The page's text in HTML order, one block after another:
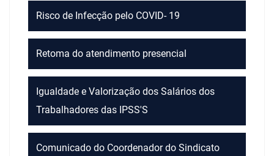
Risco de Infecção pelo COVID- 19
Retoma do atendimento presencial
Igualdade e Valorização dos Salários dos
Trabalhadores das IPSS'S
Comunicado do Coordenador do Sindicato